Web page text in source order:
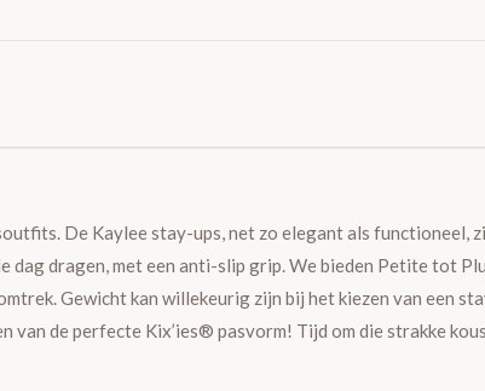
De Kaylee stay-ups, net zo elegant als functioneel,
dragen, met een anti-slip grip. We bieden Petite tot
Gewicht kan willekeurig zijn bij het kiezen van een
de perfecte Kix’ies® pasvorm! Tijd om die strakke